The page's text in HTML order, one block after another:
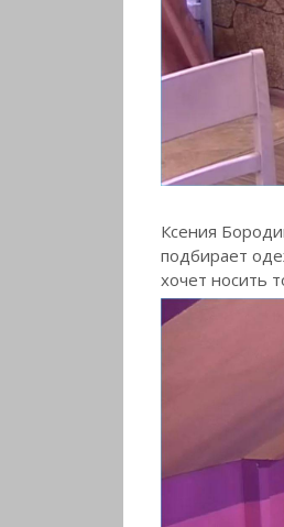
Ксения
подбирает
хочет носить